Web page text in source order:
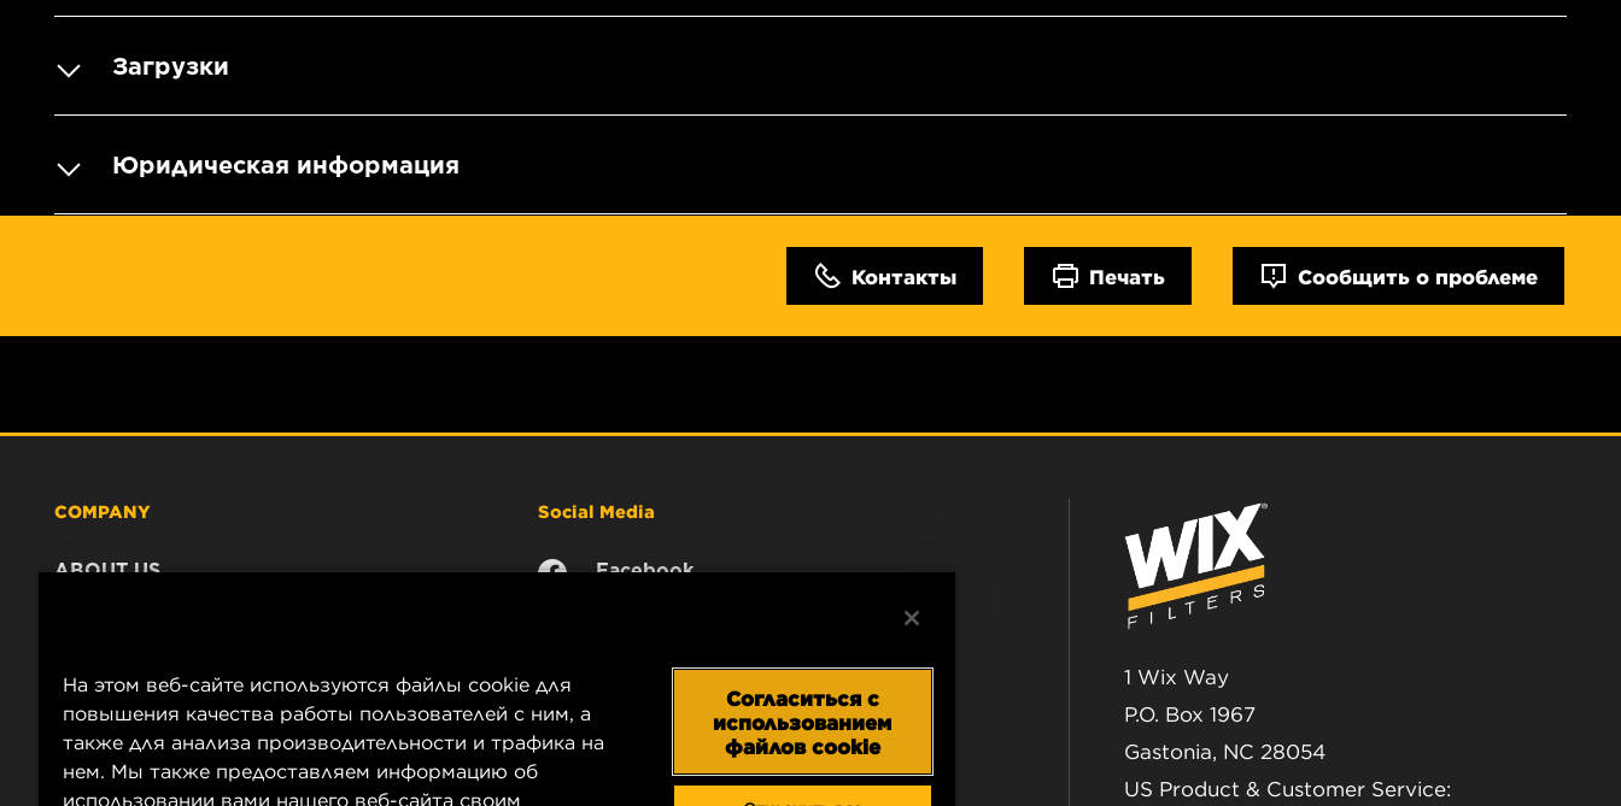
Загрузки
Юридическая информация
Контакты Печать Сообщить о проблеме
COMPANY
ABOUT US
COMPANY STORE
DATA PRIVACY
LEGAL NOTICE
IMPRINT
Social Media
Facebook
YouTube
1 Wix Way
P.O. Box 1967
Gastonia, NC 28054
US Product & Customer Service:
На этом веб-сайте используются файлы cookie для
повышения качества работы пользователей с ним, а
также для анализа производительности и трафика на
нем. Мы также предоставляем информацию об
использовании вами нашего веб-сайта своим
Согласиться с
использованием
файлов cookie